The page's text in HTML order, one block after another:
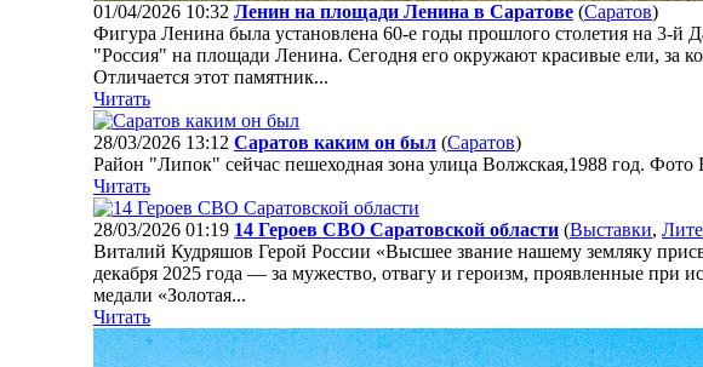
01/04/2026 10:32 Ленин на площади Ленина в Саратове (Саратов)
Фигура Ленина была установлена 60-е годы прошлого столетия на 3-й
"Россия" на площади Ленина. Сегодня его окружают красивые ели, за
Отличается этот памятник...
Читать
28/03/2026 13:12 Саратов каким он был (Саратов)
Район "Липок" сейчас пешеходная зона улица Волжская,1988 год. Фото
Читать
28/03/2026 01:19 14 Героев СВО Саратовской области (Выставки,
Виталий Кудряшов Герой России «Высшее звание нашему земляку
декабря 2025 года — за мужество, отвагу и героизм, проявленные при
медали «Золотая...
Читать